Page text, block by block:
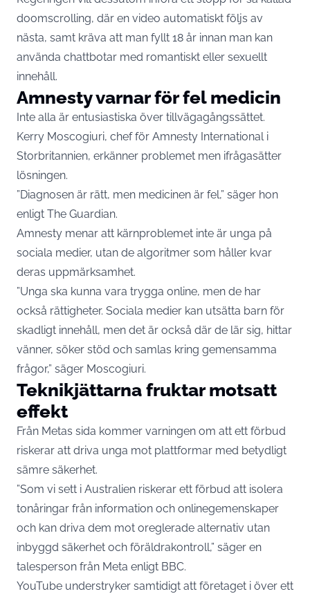
doomscrolling, där en video automatiskt följs av
nästa, samt kräva att man fyllt 18 år innan man kan
använda chattbotar med romantiskt eller sexuellt
innehåll.
Amnesty varnar för fel medicin
Inte alla är entusiastiska över tillvägagångssättet.
Kerry Moscogiuri, chef för Amnesty International i
Storbritannien, erkänner problemet men ifrågasätter
lösningen.
”Diagnosen är rätt, men medicinen är fel,” säger hon
enligt The Guardian.
Amnesty menar att kärnproblemet inte är unga på
sociala medier, utan de algoritmer som håller kvar
deras uppmärksamhet.
”Unga ska kunna vara trygga online, men de har
också rättigheter. Sociala medier kan utsätta barn för
skadligt innehåll, men det är också där de lär sig, hittar
vänner, söker stöd och samlas kring gemensamma
frågor,” säger Moscogiuri.
Teknikjättarna fruktar motsatt
effekt
Från Metas sida kommer varningen om att ett förbud
riskerar att driva unga mot plattformar med betydligt
sämre säkerhet.
”Som vi sett i Australien riskerar ett förbud att isolera
tonåringar från information och onlinegemenskaper
och kan driva dem mot oreglerade alternativ utan
inbyggd säkerhet och föräldrakontroll,” säger en
talesperson från Meta enligt BBC.
YouTube understryker samtidigt att företaget i över ett